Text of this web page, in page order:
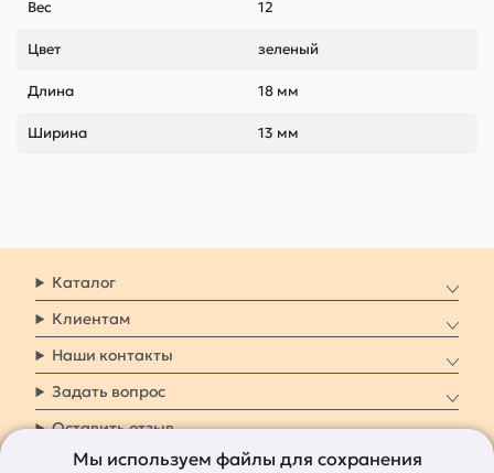
Вес 12
Цвет зеленый
Длина 18 мм
Ширина 13 мм
Каталог
Клиентам
Наши контакты
Задать вопрос
Оставить отзыв
Мы используем файлы для сохранения